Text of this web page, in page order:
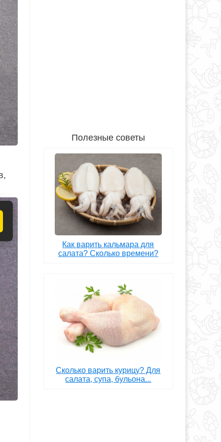
Полезные советы
Как варить кальмара для
салата? Сколько времени?
Сколько варить курицу? Для
салата, супа, бульона...